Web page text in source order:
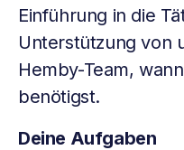
Einführung in die
Unterstützung von
Hemby-Team,
benötigst.
Deine Aufgaben